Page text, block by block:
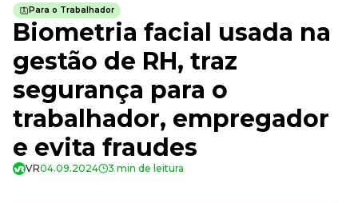
Todas as categorias
Confira nossos conteúdos
Empreendedorismo
Impulsione o seu negócio
Legislação
Fique por dentro da lei
Pessoas e Cultura
Aprimore a cultura organizacional
Educação Financeira
Saiba como gerenciar o seu dinheiro
Para o Trabalhador
Biometria facial usada na
gestão de RH, traz
segurança para o
trabalhador, empregador
e evita fraudes
VR04.09.2024 3 min de leitura